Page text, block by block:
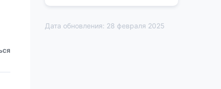
Дата обновления: 28 февраля 2025